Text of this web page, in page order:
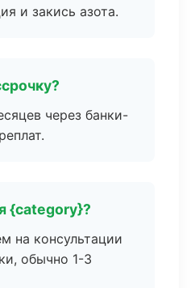
и закись азота.
через банки-
{category}?
на консультации
обычно 1-3